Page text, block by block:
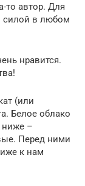
то автор. Для
силой в любом
нравится.
(или
Белое облако
ниже –
Перед ними
к нам